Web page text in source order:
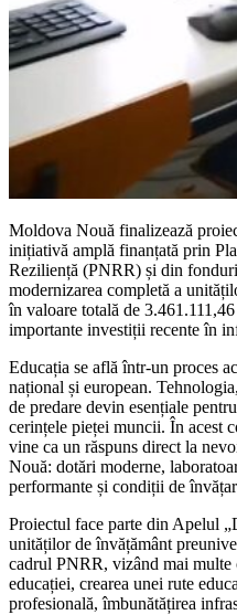
Moldova Nouă finalizează
inițiativă amplă finanțată prin
Reziliență (PNRR) și din
modernizarea completă a
în valoare totală de
importante investiții recente în
Educația se află într-un proces
național și european.
de predare devin esențiale
cerințele pieței muncii. În
vine ca un răspuns direct la
Nouă: dotări moderne,
performante și condiții de
Proiectul face parte din Apelul
unităților de învățământ
cadrul PNRR, vizând mai multe
educației, crearea unei rute
profesională, îmbunătățirea